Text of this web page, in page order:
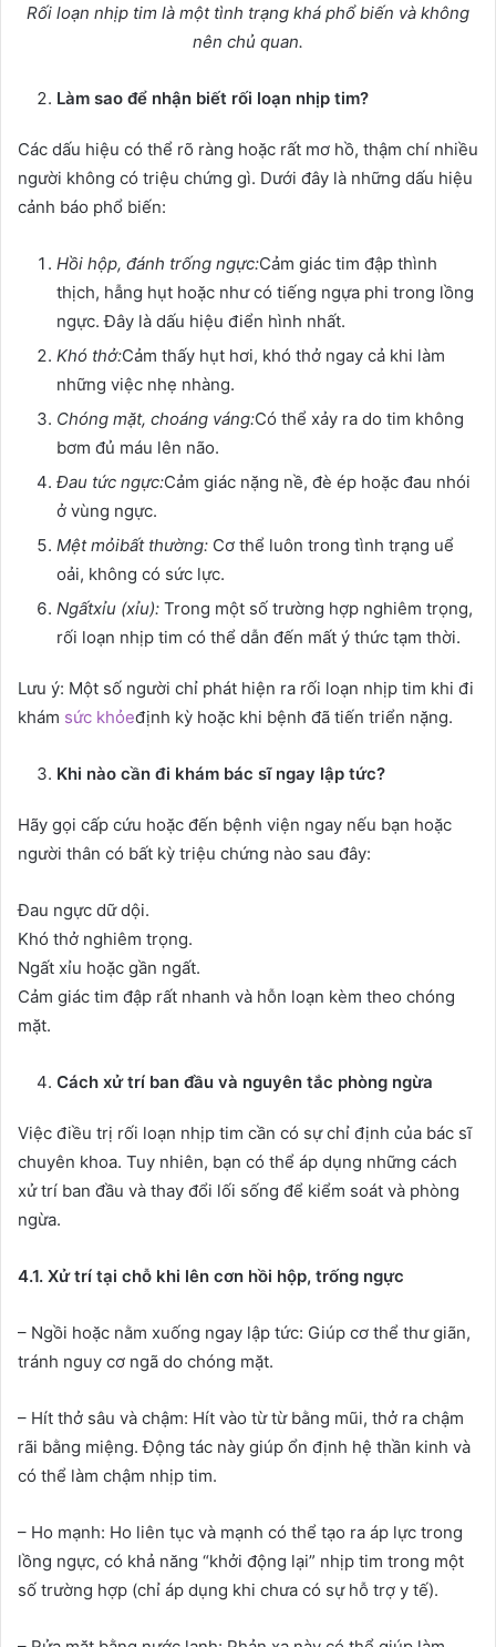
Rối loạn nhịp tim là một tình trạng khá phổ biến và không
nên chủ quan.
Làm sao để nhận biết rối loạn nhịp tim?
Các dấu hiệu có thể rõ ràng hoặc rất mơ hồ, thậm chí nhiều
người không có triệu chứng gì. Dưới đây là những dấu hiệu
cảnh báo phổ biến:
Hồi hộp, đánh trống ngực:Cảm giác tim đập thình
thịch, hẫng hụt hoặc như có tiếng ngựa phi trong lồng
ngực. Đây là dấu hiệu điển hình nhất.
Khó thở:Cảm thấy hụt hơi, khó thở ngay cả khi làm
những việc nhẹ nhàng.
Chóng mặt, choáng váng:Có thể xảy ra do tim không
bơm đủ máu lên não.
Đau tức ngực:Cảm giác nặng nề, đè ép hoặc đau nhói
ở vùng ngực.
Mệt mỏibất thường: Cơ thể luôn trong tình trạng uể
oải, không có sức lực.
Ngấtxỉu (xỉu): Trong một số trường hợp nghiêm trọng,
rối loạn nhịp tim có thể dẫn đến mất ý thức tạm thời.
Lưu ý: Một số người chỉ phát hiện ra rối loạn nhịp tim khi đi
khám sức khỏeđịnh kỳ hoặc khi bệnh đã tiến triển nặng.
Khi nào cần đi khám bác sĩ ngay lập tức?
Hãy gọi cấp cứu hoặc đến bệnh viện ngay nếu bạn hoặc
người thân có bất kỳ triệu chứng nào sau đây:
Đau ngực dữ dội.
Khó thở nghiêm trọng.
Ngất xỉu hoặc gần ngất.
Cảm giác tim đập rất nhanh và hỗn loạn kèm theo chóng
mặt.
Cách xử trí ban đầu và nguyên tắc phòng ngừa
Việc điều trị rối loạn nhịp tim cần có sự chỉ định của bác sĩ
chuyên khoa. Tuy nhiên, bạn có thể áp dụng những cách
xử trí ban đầu và thay đổi lối sống để kiểm soát và phòng
ngừa.
4.1. Xử trí tại chỗ khi lên cơn hồi hộp, trống ngực
– Ngồi hoặc nằm xuống ngay lập tức: Giúp cơ thể thư giãn,
tránh nguy cơ ngã do chóng mặt.
– Hít thở sâu và chậm: Hít vào từ từ bằng mũi, thở ra chậm
rãi bằng miệng. Động tác này giúp ổn định hệ thần kinh và
có thể làm chậm nhịp tim.
– Ho mạnh: Ho liên tục và mạnh có thể tạo ra áp lực trong
lồng ngực, có khả năng “khởi động lại” nhịp tim trong một
số trường hợp (chỉ áp dụng khi chưa có sự hỗ trợ y tế).